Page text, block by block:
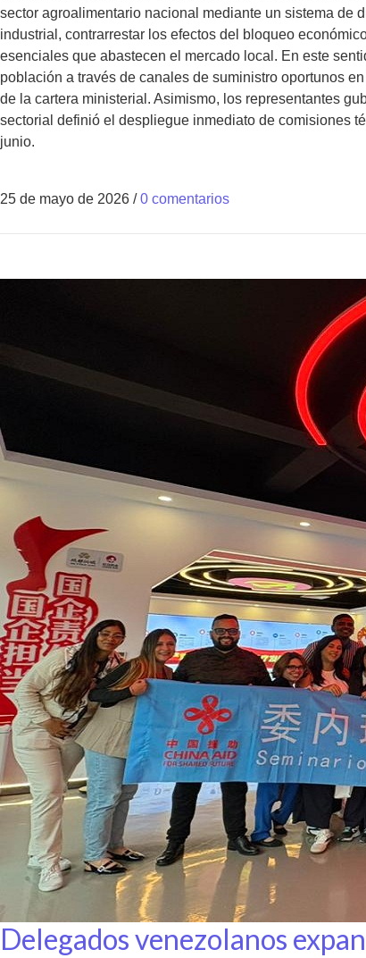
sector agroalimentario nacional mediante un sistema de
industrial, contrarrestar los efectos del bloqueo
esenciales que abastecen el mercado local. En este
población a través de canales de suministro oportunos
de la cartera ministerial. Asimismo, los representantes
sectorial definió el despliegue inmediato de comisiones
junio.
25 de mayo de 2026 / 0 comentarios
Delegados venezolanos